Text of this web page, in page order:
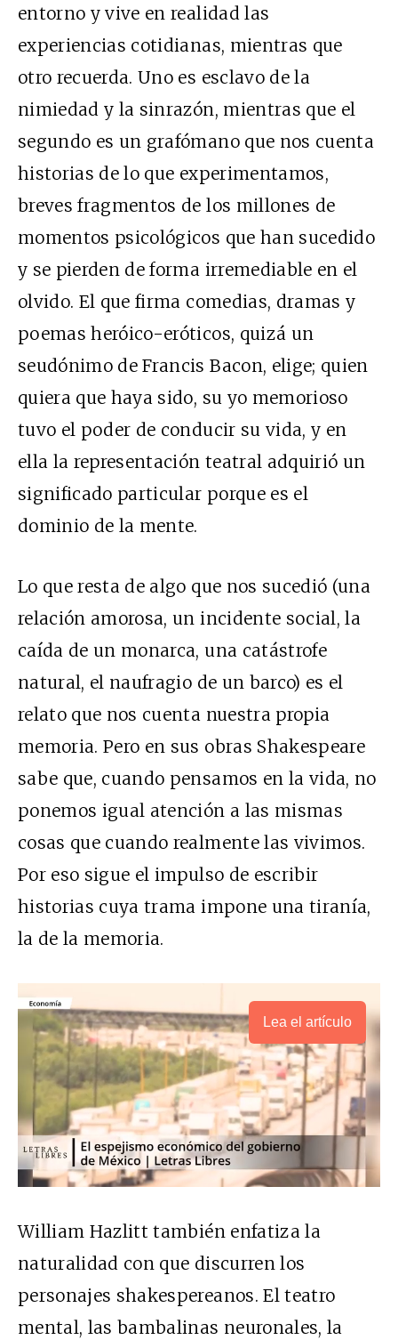
entorno y vive en realidad las
experiencias cotidianas, mientras que
otro recuerda. Uno es esclavo de la
nimiedad y la sinrazón, mientras que el
segundo es un grafómano que nos cuenta
historias de lo que experimentamos,
breves fragmentos de los millones de
momentos psicológicos que han sucedido
y se pierden de forma irremediable en el
olvido. El que firma comedias, dramas y
poemas heróico-eróticos, quizá un
seudónimo de Francis Bacon, elige; quien
quiera que haya sido, su yo memorioso
tuvo el poder de conducir su vida, y en
ella la representación teatral adquirió un
significado particular porque es el
dominio de la mente.
Lo que resta de algo que nos sucedió (una
relación amorosa, un incidente social, la
caída de un monarca, una catástrofe
natural, el naufragio de un barco) es el
relato que nos cuenta nuestra propia
memoria. Pero en sus obras Shakespeare
sabe que, cuando pensamos en la vida, no
ponemos igual atención a las mismas
cosas que cuando realmente las vivimos.
Por eso sigue el impulso de escribir
historias cuya trama impone una tiranía,
la de la memoria.
Lea el artículo
William Hazlitt también enfatiza la
naturalidad con que discurren los
personajes shakespereanos. El teatro
mental, las bambalinas neuronales, la